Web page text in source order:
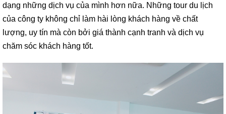
dạng những dịch vụ của mình hơn nữa. Những tour du lịch
của công ty không chỉ làm hài lòng khách hàng về chất
lượng, uy tín mà còn bởi giá thành cạnh tranh và dịch vụ
chăm sóc khách hàng tốt.